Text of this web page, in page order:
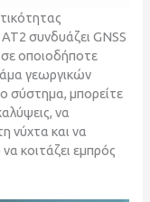
συνδυάζει GNSS
σε οποιοδήποτε
γεωργικών
σύστημα, μπορείτε
να
νύχτα και να
κοιτάζει εμπρός